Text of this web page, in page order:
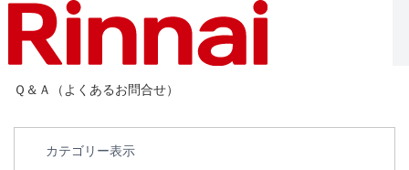
Ｑ＆Ａ（よくあるお問合せ）
カテゴリー表示